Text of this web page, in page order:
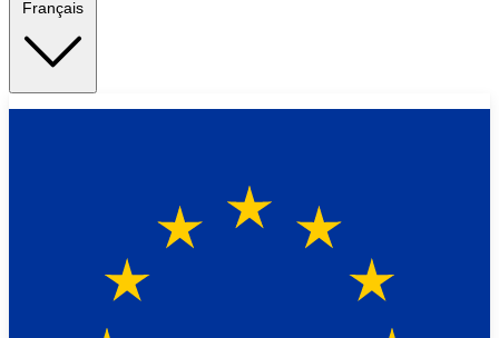
Français